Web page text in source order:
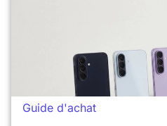
Guide d'achat